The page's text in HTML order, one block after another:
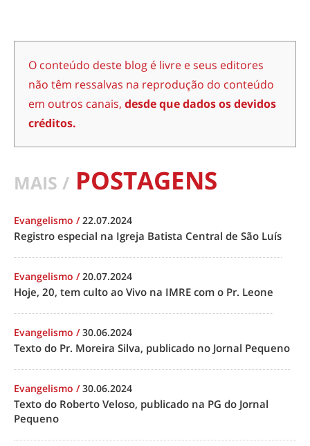
O conteúdo deste blog é livre e seus editores
não têm ressalvas na reprodução do conteúdo
em outros canais, desde que dados os devidos
créditos.
MAIS / POSTAGENS
Evangelismo /22.07.2024
Registro especial na Igreja Batista Central de São Luís
Evangelismo /20.07.2024
Hoje, 20, tem culto ao Vivo na IMRE com o Pr. Leone
Evangelismo /30.06.2024
Texto do Pr. Moreira Silva, publicado no Jornal Pequeno
Evangelismo /30.06.2024
Texto do Roberto Veloso, publicado na PG do Jornal
Pequeno